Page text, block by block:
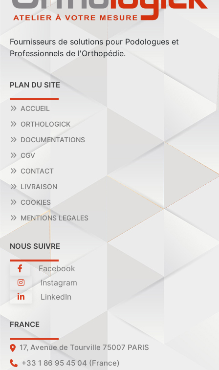
Fournisseurs de solutions pour Podologues et
Professionnels de l'Orthopédie.
PLAN DU SITE
ACCUEIL
ORTHOLOGICK
DOCUMENTATIONS
CGV
CONTACT
LIVRAISON
COOKIES
MENTIONS LEGALES
NOUS SUIVRE
Facebook
Instagram
LinkedIn
FRANCE
17, Avenue de Tourville 75007 PARIS
+33 1 86 95 45 04 (France)